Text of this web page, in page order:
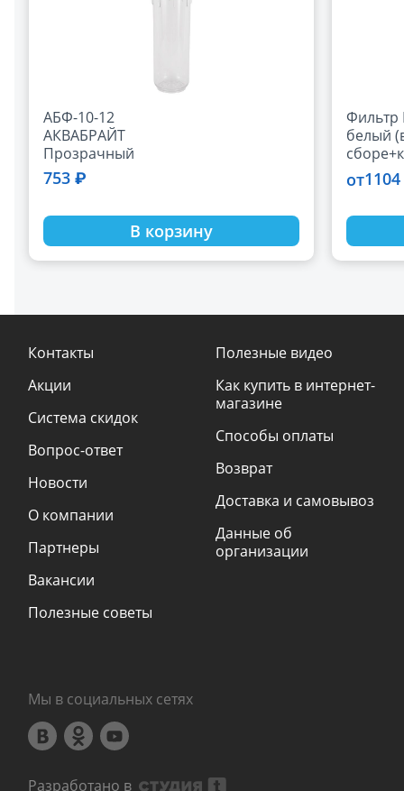
АБФ-10-12
АКВАБРАЙТ
Прозрачный
магистральный
фильтр SL10.
ЛАТУННАЯ ВСТАВКА
1/2 ", крон
753 ₽
В корзину
Фильтр
белый
от
Контакты
Акции
Система скидок
Вопрос-ответ
Новости
О компании
Партнеры
Вакансии
Полезные советы
Полезные видео
Как купить в интернет-
магазине
Способы оплаты
Возврат
Доставка и самовывоз
Данные об
организации
Мы в социальных сетях
Разработано в